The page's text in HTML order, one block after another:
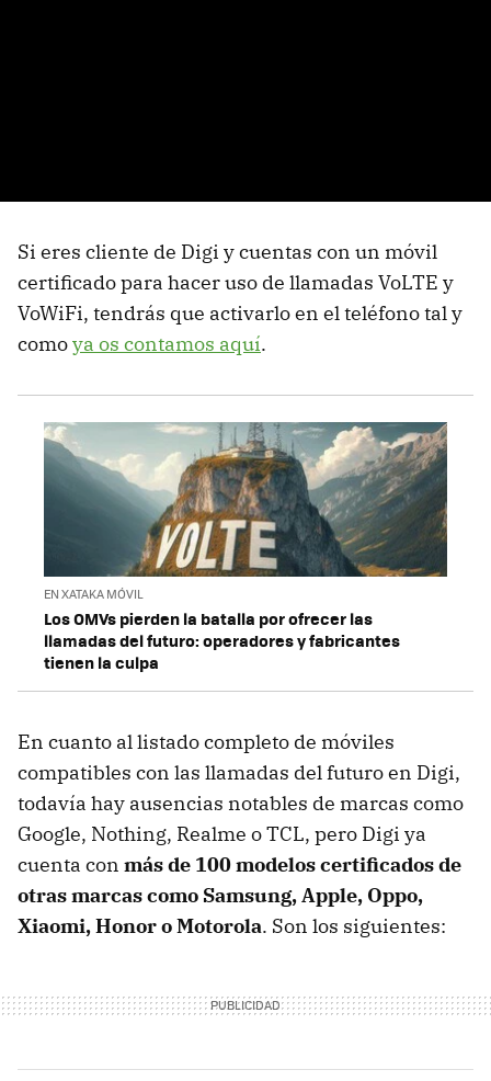
Si eres cliente de Digi y cuentas con un móvil
certificado para hacer uso de llamadas VoLTE y
VoWiFi, tendrás que activarlo en el teléfono tal y
comoya os contamos aquí.
EN XATAKA MÓVIL
Los OMVs pierden la batalla por ofrecer las
llamadas del futuro: operadores y fabricantes
tienen la culpa
En cuanto al listado completo de móviles
compatibles con las llamadas del futuro en Digi,
todavía hay ausencias notables de marcas como
Google, Nothing, Realme o TCL, pero Digi ya
cuenta con más de 100 modelos certificados de
otras marcas como Samsung, Apple, Oppo,
Xiaomi, Honor o Motorola. Son los siguientes: